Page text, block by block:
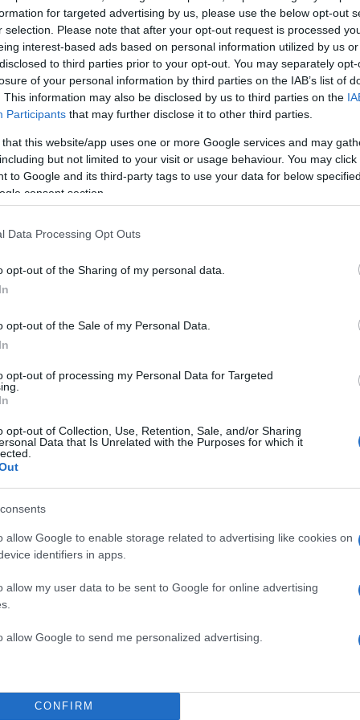
for targeted advertising by us, please use the below opt-out
selection. Please note that after your opt-out request is processed
interest-based ads based on personal information utilized by us
to third parties prior to your opt-out. You may separately
of your personal information by third parties on the IAB’s list of
This information may also be disclosed by us to third parties on the
Participants that may further disclose it to other third parties.
that this website/app uses one or more Google services and may
but not limited to your visit or usage behaviour. You may
to Google and its third-party tags to use your data for below
consent section.
Data Processing Opt Outs
opt-out of the Sharing of my personal data.
opt-out of the Sale of my Personal Data.
opt-out of processing my Personal Data for Targeted
opt-out of Collection, Use, Retention, Sale, and/or Sharing
Data that Is Unrelated with the Purposes for which it
allow Google to enable storage related to advertising like cookies on
identifiers in apps.
allow my user data to be sent to Google for online advertising
allow Google to send me personalized advertising.
CONFIRM
όταν
Αυτό
των
του ομοφοβικού